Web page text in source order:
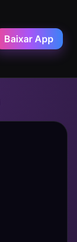
Baixar App